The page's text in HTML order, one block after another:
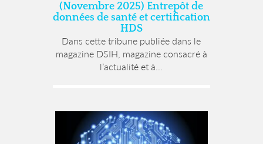
(Novembre 2025) Entrepôt de
données de santé et certification
HDS
Dans cette tribune publiée dans le
magazine DSIH, magazine consacré à
l’actualité et à...